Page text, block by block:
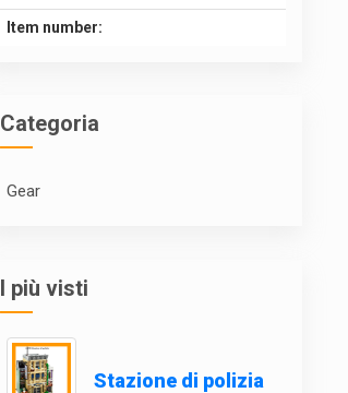
Item number:
Categoria
Gear
I più visti
Stazione di polizia